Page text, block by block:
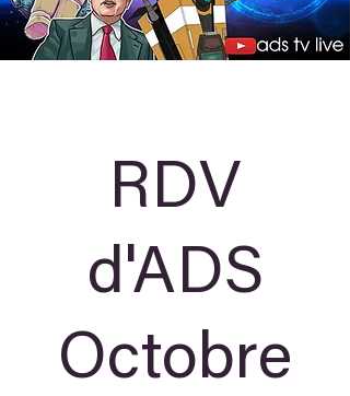
RDV
d'ADS
Octobre